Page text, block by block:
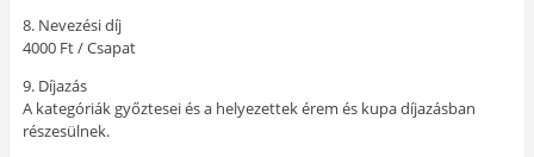
8. Nevezési díj
4000 Ft / Csapat
9. Díjazás
A kategóriák győztesei és a helyezettek érem és kupa díjazásban
részesülnek.